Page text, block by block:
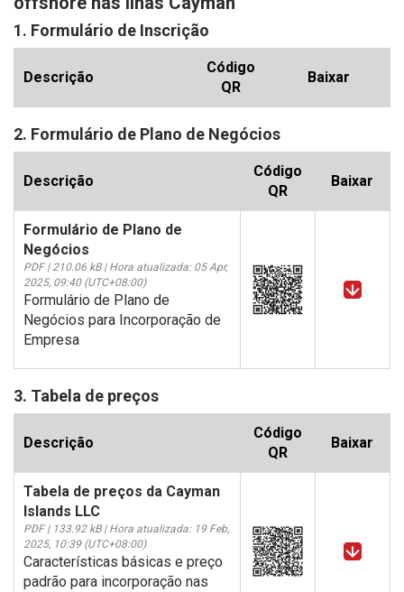
1. Formulário de Inscrição
Descrição
Código
QR
Baixar
2. Formulário de Plano de Negócios
Descrição
Código
QR
Baixar
Formulário de Plano de
Negócios
PDF | 210.06 kB | Hora atualizada: 05 Apr,
2025, 09:40 (UTC+08:00)
Formulário de Plano de
Negócios para Incorporação de
Empresa
3. Tabela de preços
Descrição
Código
QR
Baixar
Tabela de preços da Cayman
Islands LLC
PDF | 133.92 kB | Hora atualizada: 19 Feb,
2025, 10:39 (UTC+08:00)
Características básicas e preço
padrão para incorporação nas